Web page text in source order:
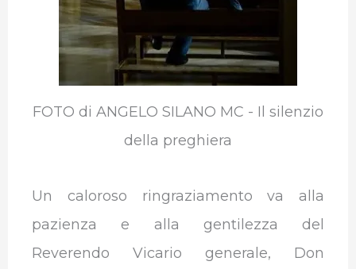
FOTO di ANGELO SILANO MC - Il silenzio
della preghiera
Un caloroso ringraziamento va alla
pazienza e alla gentilezza del
Reverendo Vicario generale, Don